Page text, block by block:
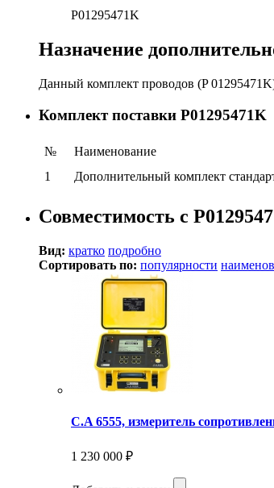
P01295471K
Назначение
Данный комплект проводов (P
Комплект поставки P01295471K
№ Наименование
1
Дополнительный комплект
Совместимость с
Вид: кратко подробно
Сортировать по: популярности
C.A 6555, измеритель
1 230 000 ₽